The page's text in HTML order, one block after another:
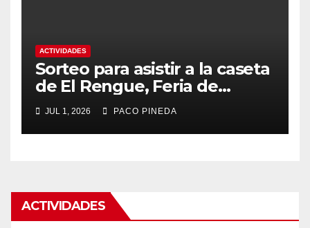
ACTIVIDADES
Sorteo para asistir a la caseta
de El Rengue, Feria de
Málaga 2026
JUL 1, 2026 PACO PINEDA
ACTIVIDADES